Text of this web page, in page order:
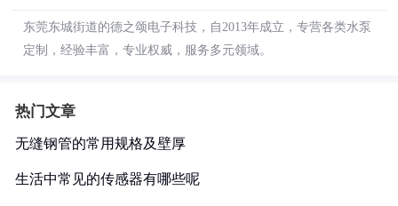
东莞东城街道的德之颂电子科技，自2013年成立，专营各类水泵
定制，经验丰富，专业权威，服务多元领域。
热门文章
无缝钢管的常用规格及壁厚
生活中常见的传感器有哪些呢